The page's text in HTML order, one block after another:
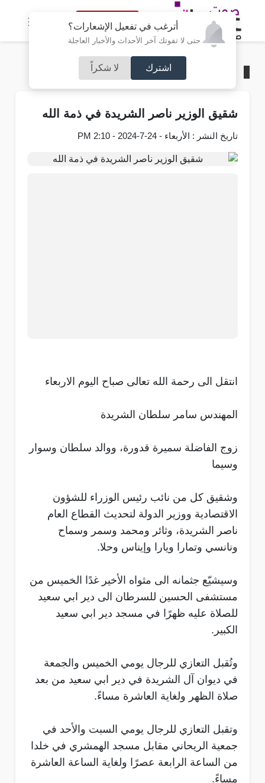
أترغب في تفعيل الإشعارات؟
حتى لا تفوتك آخر الأحداث والأخبار العاجلة
اشترك لا شكراً
النسخة الكاملة
وفيات
شقيق الوزير ناصر الشريدة في ذمة الله
تاريخ النشر : الأربعاء - 24-7-2024 - 2:10 PM
انتقل الى رحمة الله تعالى صباح اليوم الاربعاء
المهندس سامر سلطان الشريدة
زوج الفاضلة سميرة قدورة، ووالد سلطان وسوار
وسيما
وشقيق كل من نائب رئيس الوزراء للشؤون
الاقتصادية ووزير الدولة لتحديث القطاع العام
ناصر الشريدة، وثائر ومحمد وسمر وسماح
ونانسي وتمارا ويارا وإيناس وحلا.
وسيشيّع جثمانه الى مثواه الأخير غدًا الخميس من
مستشفى الحسين للسرطان الى دير ابي سعيد
للصلاة عليه ظهرًا في مسجد دير ابي سعيد
الكبير.
وتُقبل التعازي للرجال يومي الخميس والجمعة
في ديوان آل الشريدة في دير ابي سعيد من بعد
صلاة الظهر ولغاية العاشرة مساءً.
وتقبل التعازي للرجال يومي السبت والأحد في
جمعية الريحاني مقابل مسجد الهمشري في خلدا
من الساعة الرابعة عصرًا ولغاية الساعة العاشرة
مساءً.